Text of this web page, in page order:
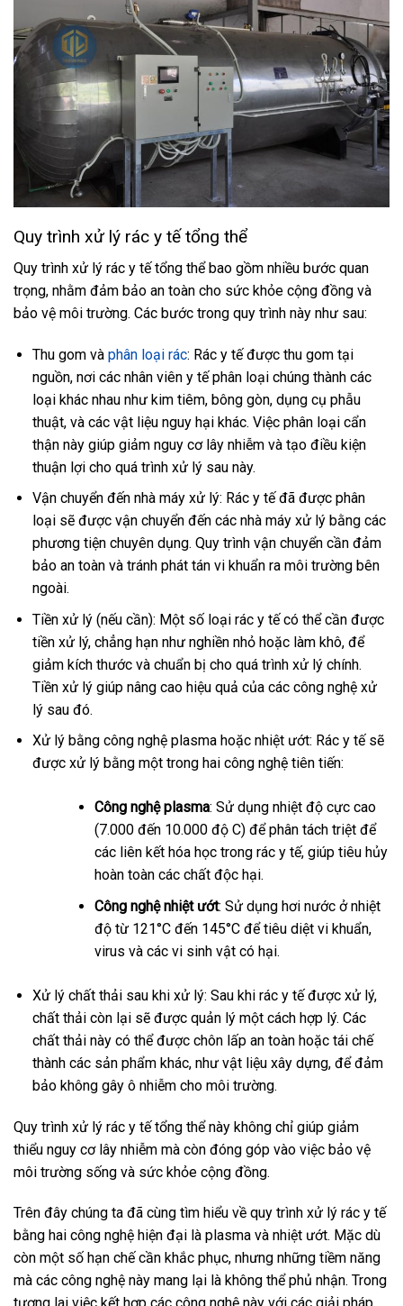
Quy trình xử lý rác y tế tổng thể
Quy trình xử lý rác y tế tổng thể bao gồm nhiều bước quan
trọng, nhằm đảm bảo an toàn cho sức khỏe cộng đồng và
bảo vệ môi trường. Các bước trong quy trình này như sau:
Thu gom và phân loại rác: Rác y tế được thu gom tại
nguồn, nơi các nhân viên y tế phân loại chúng thành các
loại khác nhau như kim tiêm, bông gòn, dụng cụ phẫu
thuật, và các vật liệu nguy hại khác. Việc phân loại cẩn
thận này giúp giảm nguy cơ lây nhiễm và tạo điều kiện
thuận lợi cho quá trình xử lý sau này.
Vận chuyển đến nhà máy xử lý: Rác y tế đã được phân
loại sẽ được vận chuyển đến các nhà máy xử lý bằng các
phương tiện chuyên dụng. Quy trình vận chuyển cần đảm
bảo an toàn và tránh phát tán vi khuẩn ra môi trường bên
ngoài.
Tiền xử lý (nếu cần): Một số loại rác y tế có thể cần được
tiền xử lý, chẳng hạn như nghiền nhỏ hoặc làm khô, để
giảm kích thước và chuẩn bị cho quá trình xử lý chính.
Tiền xử lý giúp nâng cao hiệu quả của các công nghệ xử
lý sau đó.
Xử lý bằng công nghệ plasma hoặc nhiệt ướt: Rác y tế sẽ
được xử lý bằng một trong hai công nghệ tiên tiến:
Công nghệ plasma: Sử dụng nhiệt độ cực cao
(7.000 đến 10.000 độ C) để phân tách triệt để
các liên kết hóa học trong rác y tế, giúp tiêu hủy
hoàn toàn các chất độc hại.
Công nghệ nhiệt ướt: Sử dụng hơi nước ở nhiệt
độ từ 121°C đến 145°C để tiêu diệt vi khuẩn,
virus và các vi sinh vật có hại.
Xử lý chất thải sau khi xử lý: Sau khi rác y tế được xử lý,
chất thải còn lại sẽ được quản lý một cách hợp lý. Các
chất thải này có thể được chôn lấp an toàn hoặc tái chế
thành các sản phẩm khác, như vật liệu xây dựng, để đảm
bảo không gây ô nhiễm cho môi trường.
Quy trình xử lý rác y tế tổng thể này không chỉ giúp giảm
thiểu nguy cơ lây nhiễm mà còn đóng góp vào việc bảo vệ
môi trường sống và sức khỏe cộng đồng.
Trên đây chúng ta đã cùng tìm hiểu về quy trình xử lý rác y tế
bằng hai công nghệ hiện đại là plasma và nhiệt ướt. Mặc dù
còn một số hạn chế cần khắc phục, nhưng những tiềm năng
mà các công nghệ này mang lại là không thể phủ nhận. Trong